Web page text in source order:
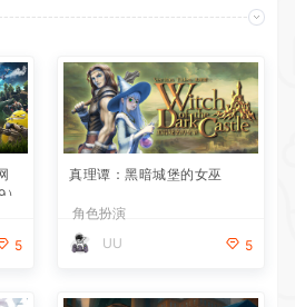
5
真理谭：黑暗城堡的女巫
角色扮演
UU
5